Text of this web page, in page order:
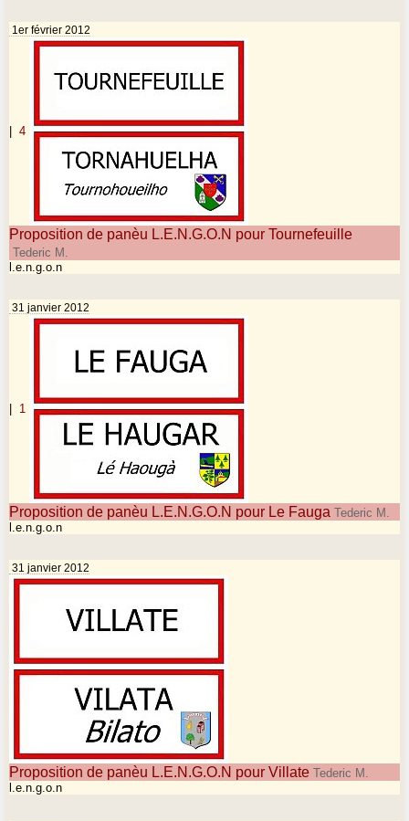
1er février 2012
| 4
Proposition de panèu L.E.N.G.O.N pour Tournefeuille
Tederic M.
l.e.n.g.o.n
31 janvier 2012
| 1
Proposition de panèu L.E.N.G.O.N pour Le Fauga Tederic M.
l.e.n.g.o.n
31 janvier 2012
Proposition de panèu L.E.N.G.O.N pour Villate Tederic M.
l.e.n.g.o.n